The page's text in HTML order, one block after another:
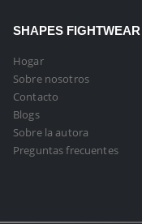
SHAPES FIGHTWEAR
Hogar
Sobre nosotros
Contacto
Blogs
Sobre la autora
Preguntas frecuentes